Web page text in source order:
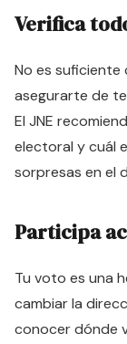
Verifica
No es
asegurarte de
El JNE
electoral y cuál
sorpresas en el
Participa
Tu voto es una
cambiar la
conocer dónde